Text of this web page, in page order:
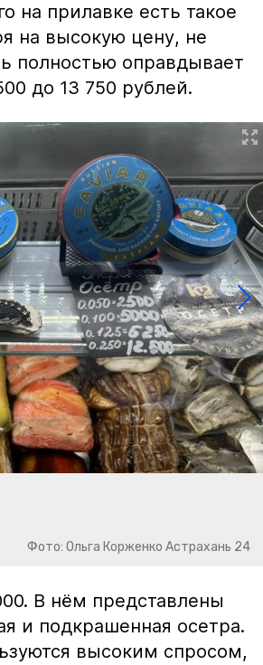
на прилавке есть такое
на высокую цену, не
полностью оправдывает
до 13 750 рублей.
Фото: Ольга Корженко Астрахань 24
В нём представлены
и подкрашенная осетра.
высоким спросом,